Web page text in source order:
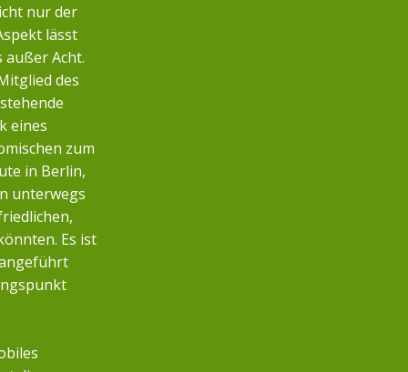
nur der
lässt
außer Acht.
des
eines
zum
in Berlin,
unterwegs
Es ist